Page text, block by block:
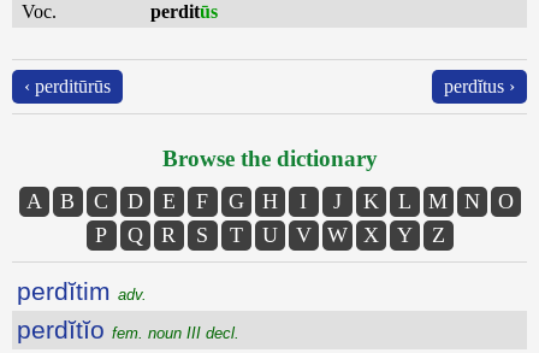
Voc.
perditūs
‹ perditūrūs perdĭtus ›
Browse the dictionary
A B C D E F G H I J K L M N
O
P
Q R S T U V W X Y Z
perdĭtim adv.
perdĭtĭo fem. noun III decl.